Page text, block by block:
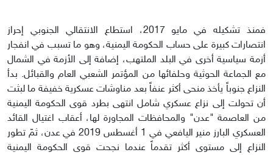
فمنذ تشكيله في مايو 2017، استطاع الانتقالي الجنوبي إحراز
انتصارات كبيرة على حساب الحكومة اليمنية، وهو ما تسبب في انفجار
أزمة سياسية أخرى في البلد الملتهب، إضافة إلى الأزمة في الشمال
مع الجماعة الحوثية وحلفائها من المؤتمر الشعبي العام والقبائل. بدأ
النزاع جنوباً يأخذ منحى أكثر عنفاً بعد مناوشات عسكرية خفيفة ما لبثت
أن تحولت إلى نزاع عسكري شامل انتهى بطرد قوى الحكومة اليمنية
من العاصمة "عدن" والمحافظات المجاورة لها، أعقاب اغتيال القائد
العسكري البارز منير اليافعي في 1 أغسطس 2019 في عدن، ثمّ تطور
النزاع إلى مستوى أكثر تقدماً عندما نجحت قوى الحكومة اليمنية